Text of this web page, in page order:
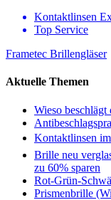
Kontaktlinsen
Top Service
Frametec Brillengläser
Aktuelle Themen
Wieso
Kontaktlinsen
Brille neu
zu 60% sparen
Rot-Grün-
Prismenbrille